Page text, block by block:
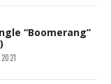
“Boomerang”